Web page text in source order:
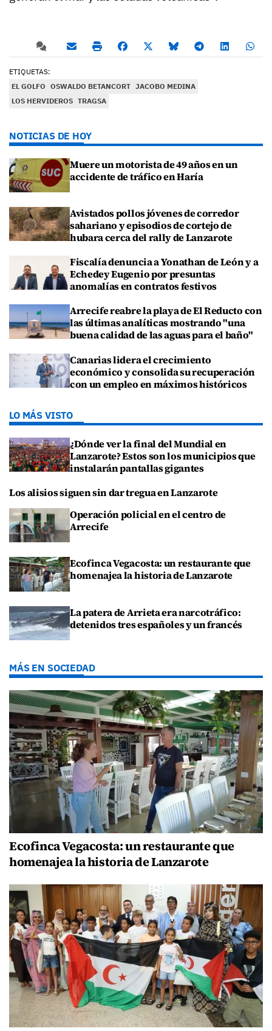
ETIQUETAS:
EL GOLFO OSWALDO BETANCORT JACOBO MEDINA
LOS HERVIDEROS TRAGSA
NOTICIAS DE HOY
Muere un motorista de 49 años en un
accidente de tráfico en Haría
Avistados pollos jóvenes de corredor
sahariano y episodios de cortejo de
hubara cerca del rally de Lanzarote
Fiscalía denuncia a Yonathan de León y a
Echedey Eugenio por presuntas
anomalías en contratos festivos
Arrecife reabre la playa de El Reducto con
las últimas analíticas mostrando "una
buena calidad de las aguas para el baño"
Canarias lidera el crecimiento
económico y consolida su recuperación
con un empleo en máximos históricos
LO MÁS VISTO
¿Dónde ver la final del Mundial en
Lanzarote? Estos son los municipios que
instalarán pantallas gigantes
Los alisios siguen sin dar tregua en Lanzarote
Operación policial en el centro de
Arrecife
Ecofinca Vegacosta: un restaurante que
homenajea la historia de Lanzarote
La patera de Arrieta era narcotráfico:
detenidos tres españoles y un francés
MÁS EN SOCIEDAD
Ecofinca Vegacosta: un restaurante que
homenajea la historia de Lanzarote